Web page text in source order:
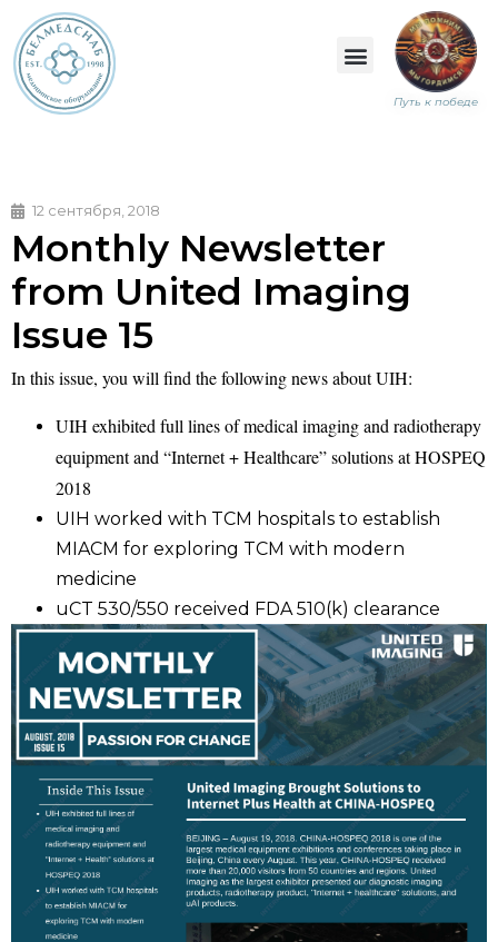
Путь к победе
12 сентября, 2018
Monthly Newsletter
from United Imaging
Issue 15
In this issue, you will find the following news about UIH:
UIH exhibited full lines of medical imaging and radiotherapy
equipment and “Internet + Healthcare” solutions at HOSPEQ
2018
UIH worked with TCM hospitals to establish
MIACM for exploring TCM with modern
medicine
uCT 530/550 received FDA 510(k) clearance